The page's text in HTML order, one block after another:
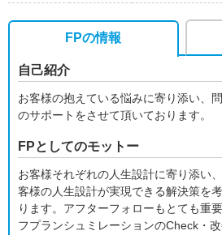
FPの情報
自己紹介
お客様の抱えている悩みに寄り添い、
のサポートをさせて頂いております。
FPとしてのモットー
お客様それぞれの人生設計に寄り添い
客様の人生設計が実現できる解決策を
ります。アフターフォローもとても重
フプランシュミレーションのCheck・